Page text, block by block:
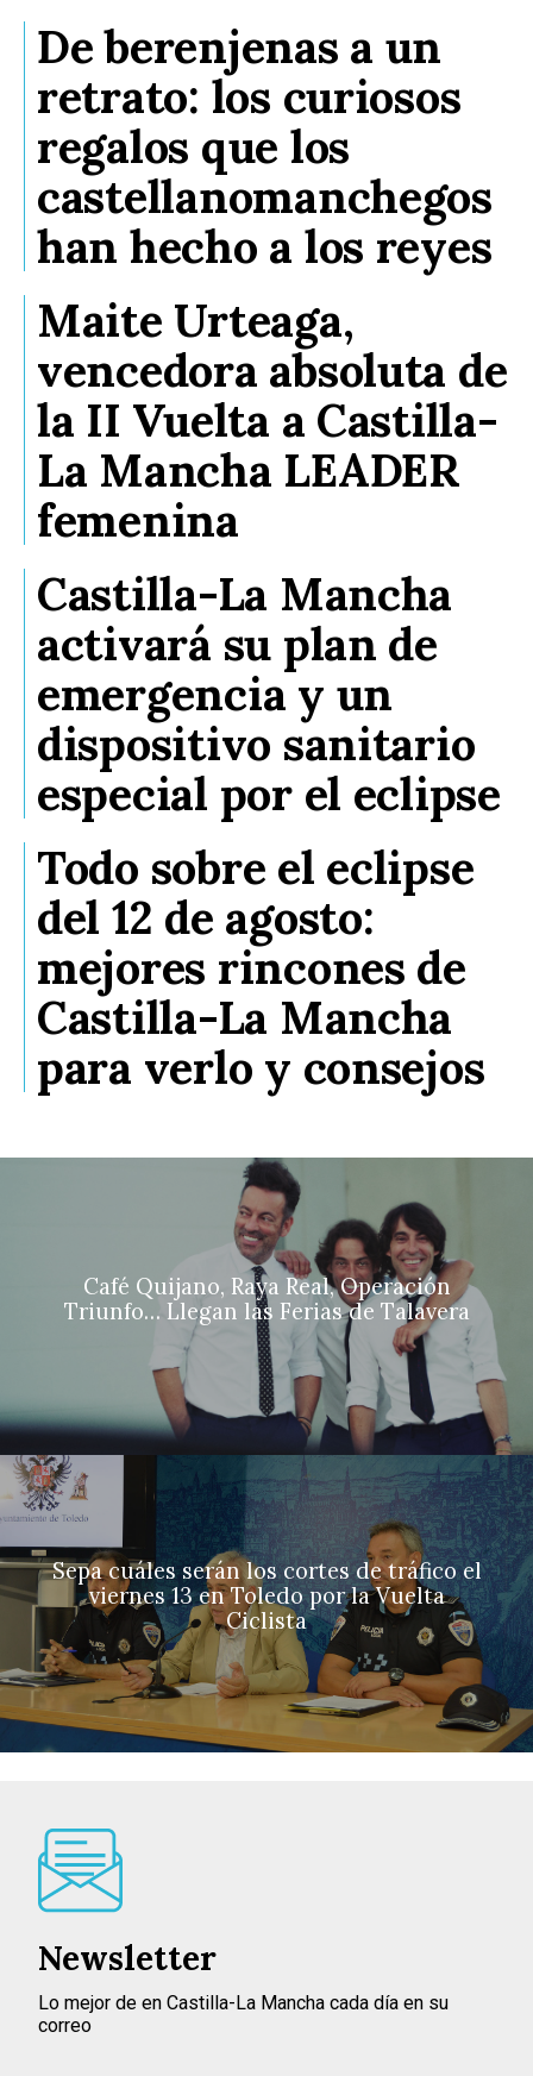
De berenjenas a un
retrato: los curiosos
regalos que los
castellanomanchegos
han hecho a los reyes
Maite Urteaga,
vencedora absoluta de
la II Vuelta a Castilla-
La Mancha LEADER
femenina
Castilla-La Mancha
activará su plan de
emergencia y un
dispositivo sanitario
especial por el eclipse
Todo sobre el eclipse
del 12 de agosto:
mejores rincones de
Castilla-La Mancha
para verlo y consejos
Café Quijano, Raya Real, Operación
Triunfo… Llegan las Ferias de Talavera
Sepa cuáles serán los cortes de tráfico el
viernes 13 en Toledo por la Vuelta
Ciclista
Newsletter
Lo mejor de en Castilla-La Mancha cada día en su
correo